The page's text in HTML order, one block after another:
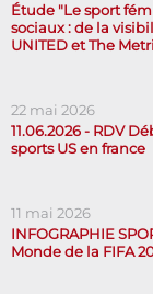
Étude "Le sport
sociaux : de la
UNITED et The
22 mai 2026
11.06.2026 - RDV
sports US en france
11 mai 2026
INFOGRAPHIE
Monde de la FIFA